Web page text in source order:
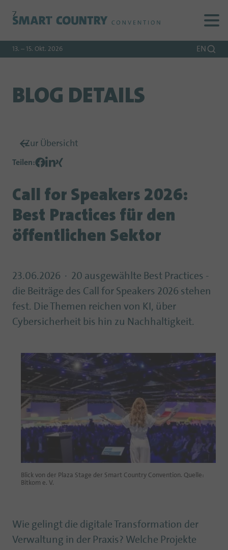
Zur
Zur
Zum
13. – 15. Okt. 2026 EN
BLOG DETAILS
Zur Übersicht
Teilen:
Call for Speakers 2026:
Best Practices für den
öffentlichen Sektor
23.06.2026
20 ausgewählte Best Practices -
die Beiträge des Call for Speakers 2026 stehen
fest. Die Themen reichen von KI, über
Cybersicherheit bis hin zu Nachhaltigkeit.
Blick von der Plaza Stage der Smart Country Convention. Quelle:
Bitkom e. V.
Wie gelingt die digitale Transformation der
Verwaltung in der Praxis? Welche Projekte